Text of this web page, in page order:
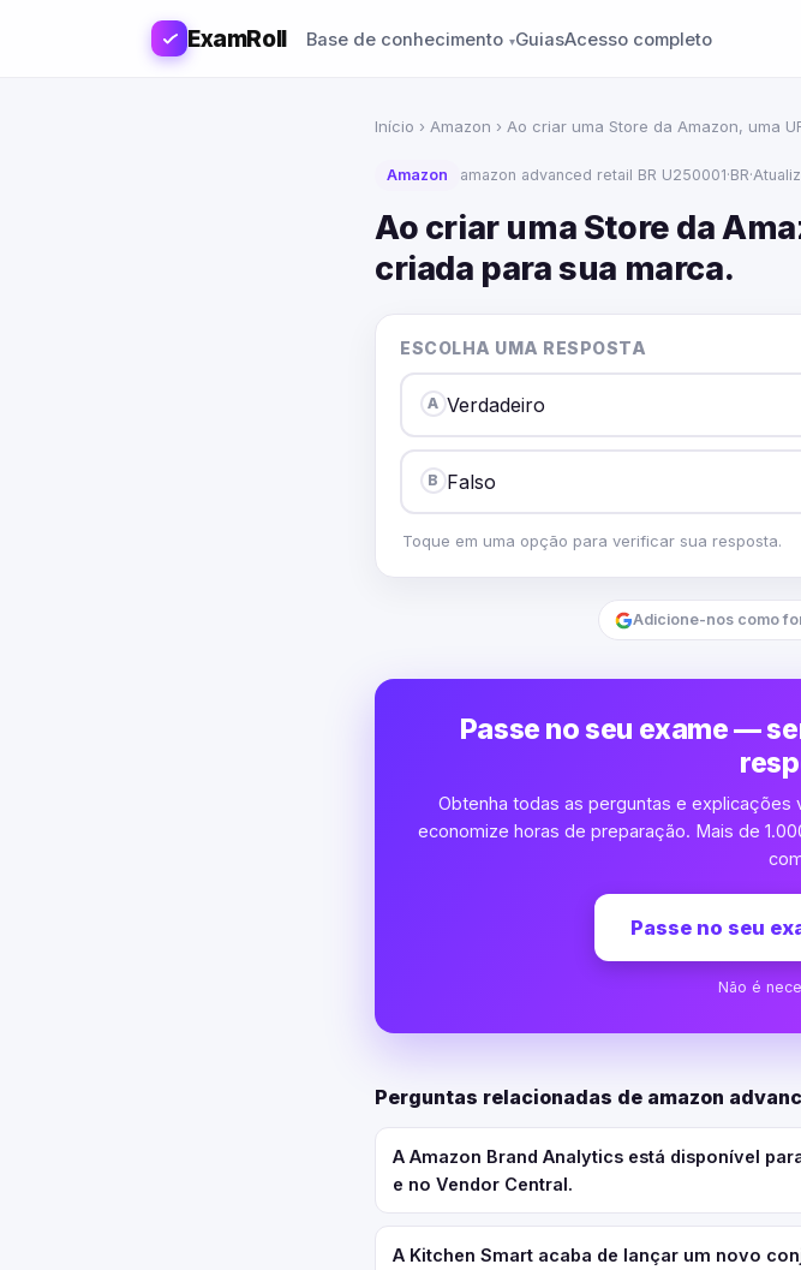
ExamRoll Base de conhecimento GuiasAcesso completo
Início › Amazon › Ao criar uma Store da Amazon, uma
Amazon amazon advanced retail BR U250001·BR·
Ao criar uma Store da
criada para sua marca.
ESCOLHA UMA RESPOSTA
A Verdadeiro
B Falso
Toque em uma opção para verificar sua resposta.
Adicione-nos como
Passe no seu exame —
Obtenha todas as perguntas e
economize horas de preparação. Mais de
Passe no seu
Não é
Perguntas relacionadas de amazon
A Amazon Brand Analytics está disponível
e no Vendor Central.
A Kitchen Smart acaba de lançar um novo